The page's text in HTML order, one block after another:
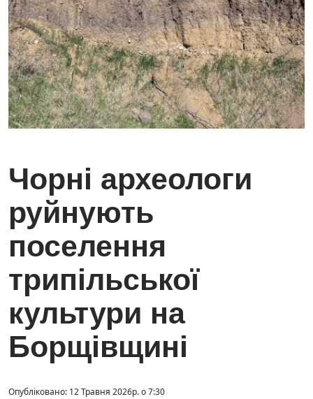
Чорні археологи
руйнують
поселення
трипільської
культури на
Борщівщині
Опубліковано: 12 Травня 2026р. о 7:30